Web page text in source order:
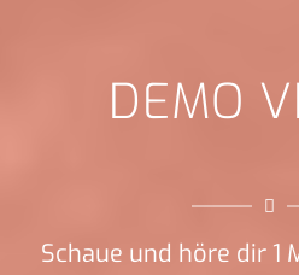
DEMO
Schaue und höre dir 1